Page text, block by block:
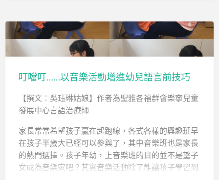
除學太多語言外，小孩若被過分保護，亦會導致
選擇性緘默症。傅子健指，若父母過分保護小孩，會
令其失去自立能力，上學後難以獨自適應新環境；他
叮噹叮……以音樂活動增進幼兒語言前技巧
【撰文：吳珏琳姑娘】作者為聖雅各福群會樂寧兒童
發展中心言語治療師
家長常常希望孩子贏在起跑線，各式各樣的興趣班早
在孩子半歲大已經可以參與了，其中音樂班也是家長
的熱門選擇。孩子年幼，上音樂班的目的並不是望子
女成為音樂家吧？其實音樂活動除了能讓孩子學習到